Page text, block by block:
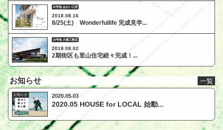
27号地 あかい工房
2018.08.16
8/25(土) Wonderfullife 完成見学...
15号地 大塚工務店
2018.08.02
2期街区も里山住宅続々完成！...
お知らせ 一覧
お知らせ 2020.05.03
2020.05 HOUSE for LOCAL 始動...